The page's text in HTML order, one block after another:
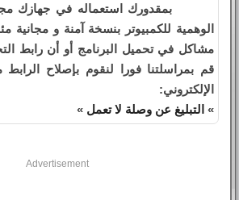
بمقدورك استعماله في جهازك
الوهمية للكمبيوتر بنسخة آمنة و مجانية
مشاكل في تحميل البرنامج أو أن رابط
قم بمراسلتنا فورا لنقوم بإصلاح الرابط
الإلكتروني:
» التبليغ عن وصلة لا تعمل »
Advertisement